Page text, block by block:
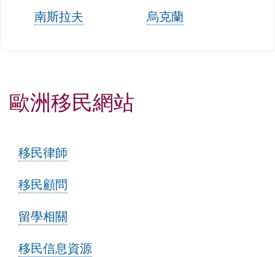
南斯拉夫
烏克蘭
歐洲移民網站
移民律師
移民顧問
留學相關
移民信息資源